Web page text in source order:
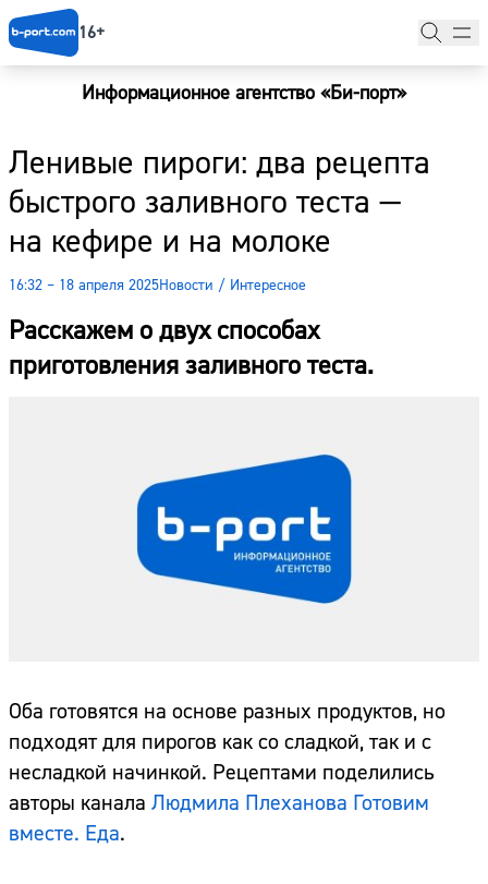
16+
Информационное агентство «Би-порт»
Ленивые пироги: два рецепта
быстрого заливного теста —
на кефире и на молоке
16:32 – 18 апреля 2025Новости / Интересное
Расскажем о двух способах
приготовления заливного теста.
Оба готовятся на основе разных продуктов, но
подходят для пирогов как со сладкой, так и с
несладкой начинкой. Рецептами поделились
авторы канала Людмила Плеханова Готовим
вместе. Еда.
Новости
Наши гости
Фоторепортажи
Погода
Курсы валют